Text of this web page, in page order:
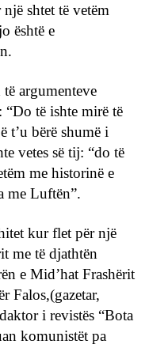
shtet të vetëm
është e
argumenteve
“Do të ishte mirë të
t’u bërë shumë i
vetes së tij: “do të
me historinë e
me Luftën”.
kur flet për një
me të djathtën
e Mid’hat Frashërit
Falos,(gazetar,
i revistës “Bota
komunistët pa